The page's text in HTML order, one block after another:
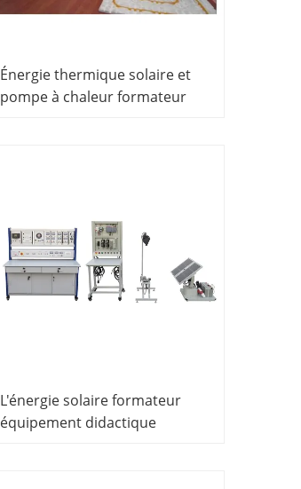
Énergie thermique solaire et
pompe à chaleur formateur
L'énergie solaire formateur
équipement didactique